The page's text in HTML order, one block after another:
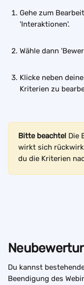
Gehe zum
'Interaktionen'.
Wähle dann
Klicke neben
Kriterien zu
Bitte beachte! Die
wirkt sich
du die Kriterien
Du kannst
Beendigung des